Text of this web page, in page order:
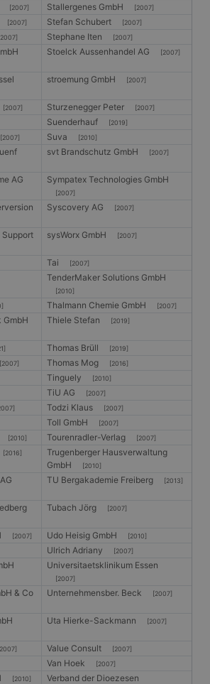
[2007] Stallergenes GmbH [2007]
[2007] Stefan Schubert [2007]
Stephane Iten [2007]
Stoelck Aussenhandel AG [2007]
stroemung GmbH [2007]
Sturzenegger Peter [2007]
Suenderhauf [2019]
Suva [2010]
svt Brandschutz GmbH [2007]
AG Sympatex Technologies GmbH
[2007]
Syscovery AG [2007]
Support
sysWorx GmbH [2007]
Tai [2007]
TenderMaker Solutions GmbH
[2010]
Thalmann Chemie GmbH [2007]
GmbH
Thiele Stefan [2019]
Thomas Brüll [2019]
Thomas Mog [2016]
Tinguely [2010]
TiU AG [2007]
Todzi Klaus [2007]
Toll GmbH [2007]
[2010] Tourenradler-Verlag [2007]
Trugenberger Hausverwaltung
GmbH
[2010]
TU Bergakademie Freiberg [2013]
Tubach Jörg [2007]
[2007] Udo Heisig GmbH [2010]
Ulrich Adriany [2007]
Universitaetsklinikum Essen
[2007]
& Co
Unternehmensber. Beck [2007]
Uta Hierke-Sackmann [2007]
Value Consult [2007]
Van Hoek [2007]
[2010]
Verband der Dioezesen